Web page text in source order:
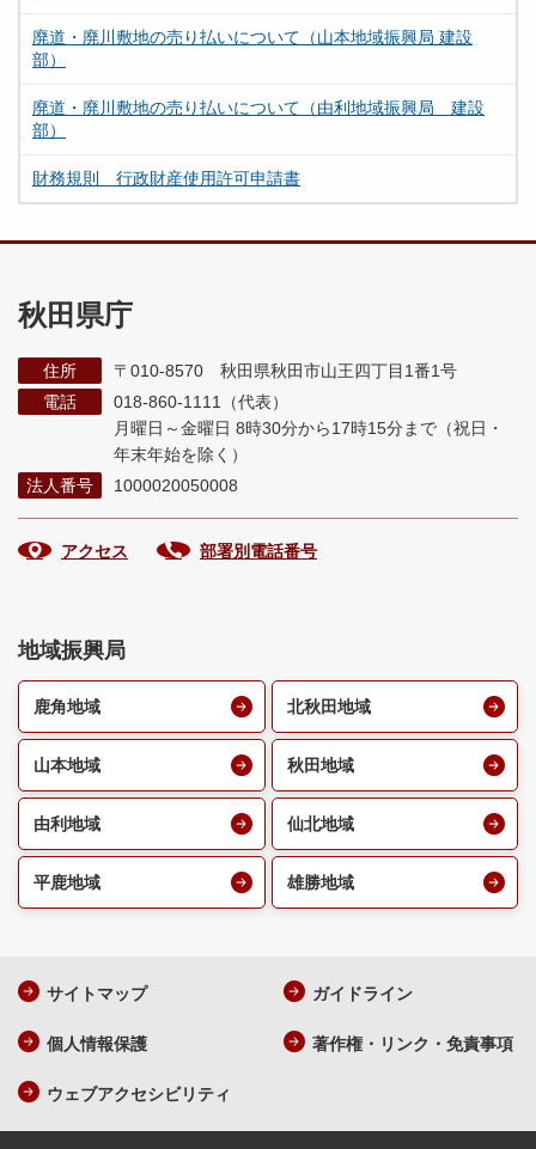
廃道・廃川敷地の売り払いについて（山本地域振興局 建設
部）
廃道・廃川敷地の売り払いについて（由利地域振興局 建設
部）
財務規則 行政財産使用許可申請書
秋田県庁
住所
〒010-8570 秋田県秋田市山王四丁目1番1号
電話
018-860-1111（代表）
月曜日～金曜日 8時30分から17時15分まで （祝日・
年末年始を除く）
法人番号
1000020050008
アクセス 部署別電話番号
地域振興局
鹿角地域 北秋田地域
山本地域 秋田地域
由利地域 仙北地域
平鹿地域 雄勝地域
サイトマップ ガイドライン
個人情報保護 著作権・リンク・免責事項
ウェブアクセシビリティ